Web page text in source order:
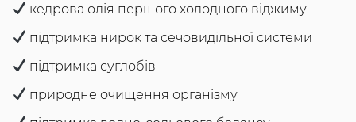
кедрова олія першого холодного віджиму
підтримка нирок та сечовидільної системи
підтримка суглобів
природне очищення організму